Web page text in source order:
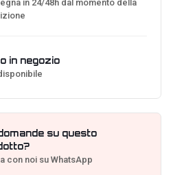
in 24/48h dal momento della
in negozio
su questo
con noi su WhatsApp